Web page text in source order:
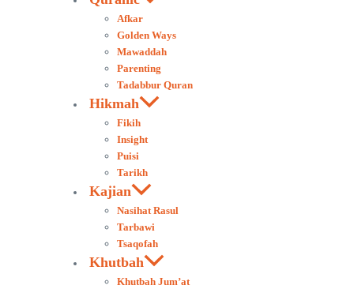
Afkar
Golden Ways
Mawaddah
Parenting
Tadabbur Quran
Hikmah
Fikih
Insight
Puisi
Tarikh
Kajian
Nasihat Rasul
Tarbawi
Tsaqofah
Khutbah
Khutbah Jum’at